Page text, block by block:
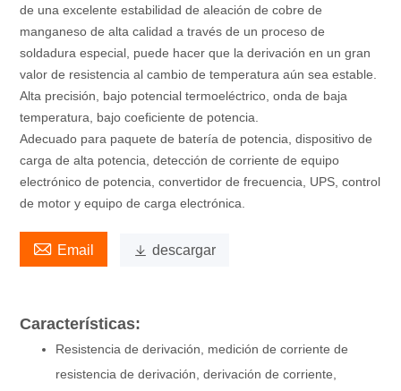
de una excelente estabilidad de aleación de cobre de
manganeso de alta calidad a través de un proceso de
soldadura especial, puede hacer que la derivación en un gran
valor de resistencia al cambio de temperatura aún sea estable.
Alta precisión, bajo potencial termoeléctrico, onda de baja
temperatura, bajo coeficiente de potencia.
Adecuado para paquete de batería de potencia, dispositivo de
carga de alta potencia, detección de corriente de equipo
electrónico de potencia, convertidor de frecuencia, UPS, control
de motor y equipo de carga electrónica.
 Email  descargar
Características:
Resistencia de derivación, medición de corriente de
resistencia de derivación, derivación de corriente,